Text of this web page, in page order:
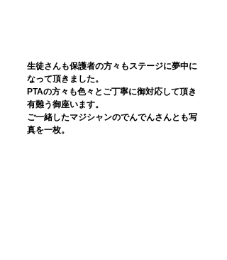
生徒さんも保護者の方々もステージに夢中に
なって頂きました。
PTAの方々も色々とご丁寧に御対応して頂き
有難う御座います。
ご一緒したマジシャンのでんでんさんとも写
真を一枚。